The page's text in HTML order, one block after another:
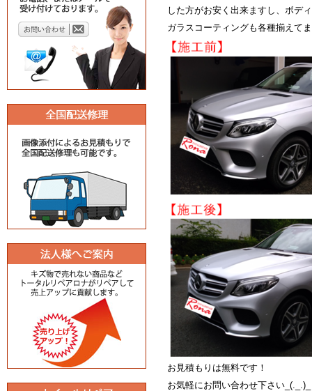
した方がお安く出来ますし、ボデ
ガラスコーティングも各種揃えて
お見積もりは無料です！
お気軽にお問い合わせ下さい_(._.)_